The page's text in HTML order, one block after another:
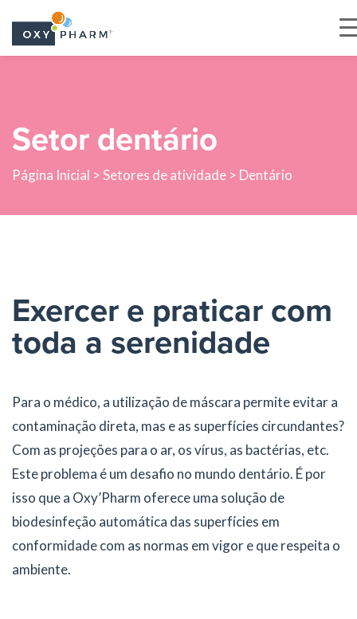
content
Setor dentário
Página Inicial >Setores de atividade > Dentário
Exercer e praticar com
toda a serenidade
Para o médico, a utilização de máscara permite evitar a
contaminação direta, mas e as superfícies circundantes?
Com as projeções para o ar, os vírus, as bactérias, etc.
Este problema é um desafio no mundo dentário. É por
isso que a Oxy’Pharm oferece uma solução de
biodesinfeção automática das superfícies em
conformidade com as normas em vigor e que respeita o
ambiente.